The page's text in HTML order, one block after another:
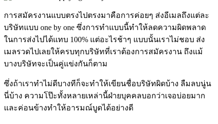
การสมัครงานแบบตรงไปตรงมาคือการค่อยๆ ส่งอีเมลถึงแต่ละ
บริษัทแบบ one by one ซึ่งการทำแบบนี้ทำให้ลดความผิดพลาด
ในการส่งไปได้แทบ 100% แต่อะไรช้าๆ แบบนั้นเราไม่ชอบ ส่ง
เมลรวดไปเลยให้ครบทุกบริษัทที่เราต้องการสมัครงาน ถึงแม้
บางบริษัทจะเป็นคู่แข่งกันก็ตาม
ซึ่งถ้าเราทำไม่ดีบางทีก็จะทำให้เขียนชื่อบริษัทผิดบ้าง ลืมลบนู่น
นี่บ้าง ความโป๊ะทั้งหลายเหล่านี้ฝ่ายบุคคลบอกว่าเจอบ่อยมาก
และค่อนข้างทำให้อารมณ์บูดได้อย่างดี